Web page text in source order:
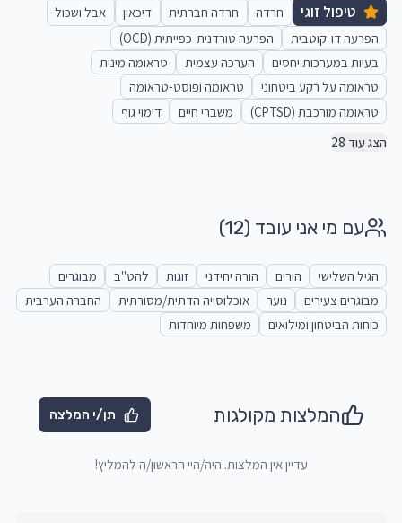
טיפול זוגי חרדה חרדה חברתית דיכאון
אבל ושכול
הפרעה דו-קוטבית
הפרעה טורדנית-כפייתית (OCD)
בעיות במערכות יחסים
הערכה עצמית
טראומה מינית
טראומה על רקע ביטחוני
טראומה ופוסט-טראומה
טראומה מורכבת (CPTSD)
משברי חיים
דימוי גוף
הצג עוד 28
עם מי אני עובד (12)
הגיל השלישי הורים הורה יחידני זוגות להט"ב
מבוגרים
מבוגרים צעירים
נוער אוכלוסייה הדתית/מסורתית
החברה הערבית
כוחות הביטחון ומילואים
משפחות מיוחדות
המלצות מקולגות תן/י המלצה
עדיין אין המלצות. היה/היי הראשון/ה להמליץ!